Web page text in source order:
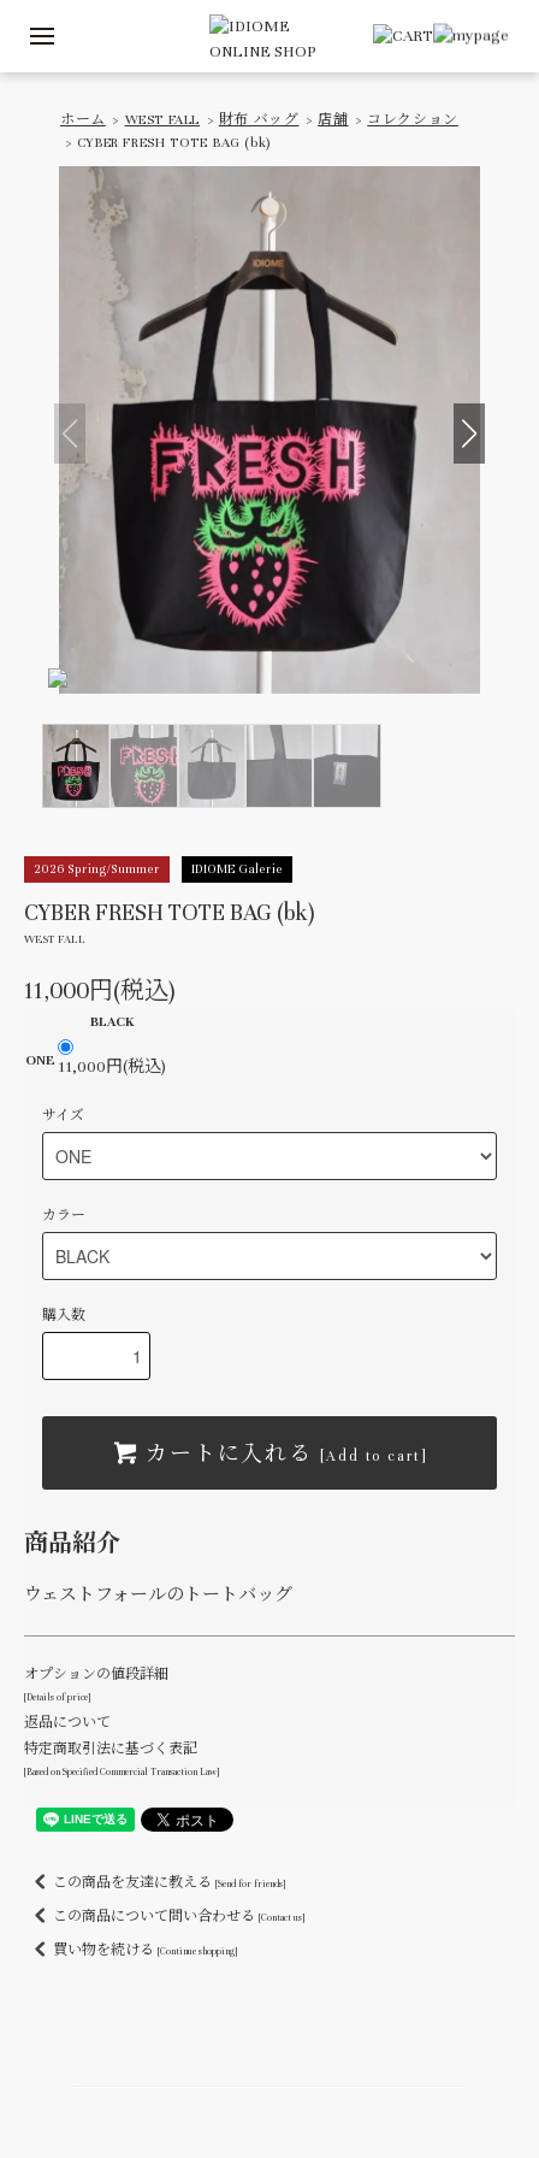
ホーム > WEST FALL > 財布 バッグ > 店舗 > コレクション
> CYBER FRESH TOTE BAG (bk)
2026 Spring/Summer IDIOME Galerie
CYBER FRESH TOTE BAG (bk)
WEST FALL
11,000円(税込)
BLACK
ONE 11,000円(税込)
サイズ
カラー
購入数
カートに入れる [Add to cart]
商品紹介
ウェストフォールのトートバッグ
オプションの値段詳細
[Details of price]
返品について
特定商取引法に基づく表記
[Based on Specified Commercial Transaction Law]
この商品を友達に教える [Send for friends]
この商品について問い合わせる [Contact us]
買い物を続ける [Continue shopping]